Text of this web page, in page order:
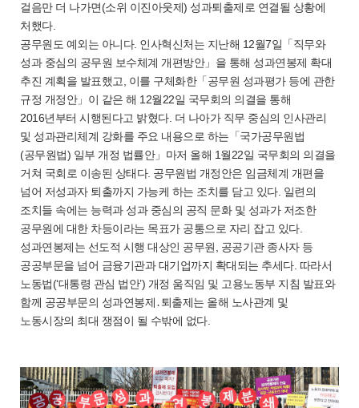
걸음만 더 나가면(소위 이진아웃제) 성과퇴출제로 연결될 상황에
처했다.
공무원도 예외는 아니다. 인사혁신처는 지난해 12월7일「직무와
성과 중심의 공무원 보수체계 개편방안」을 통해 성과연봉제 확대
추진 계획을 발표했고, 이를 구체화한「공무원 성과평가 등에 관한
규정 개정안」이 같은 해 12월22일 국무회의 의결을 통해
2016년부터 시행된다고 밝혔다. 더 나아가 직무 중심의 인사관리
및 성과관리체계 강화를 주요 내용으로 하는「국가공무원법
(공무원법) 일부 개정 법률안」마저 올해 1월22일 국무회의 의결을
거쳐 국회로 이송된 상태다. 공무원법 개정안은 임금체계 개편을
넘어 저성과자 퇴출까지 가능케 하는 조치를 담고 있다. 일련의
조치들 속에는 능력과 성과 중심의 공직 문화 및 성과가 저조한
공무원에 대한 차등이라는 목표가 공통으로 자리 잡고 있다.
성과연봉제는 선도적 시행 대상인 공무원, 공공기관 종사자 등
공공부문을 넘어 금융기관과 대기업까지 확대되는 추세다. 따라서
노동법(‘대통령 관심 법안’) 개정 움직임 및 고용노동부 지침 발표와
함께 공공부문의 성과연봉제․퇴출제는 올해 노사관계 및
노동시장의 최대 쟁점이 될 수밖에 없다.